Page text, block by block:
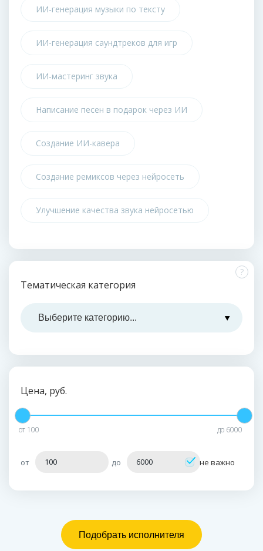
ИИ-генерация музыки по тексту
ИИ-генерация саундтреков для игр
ИИ-мастеринг звука
Написание песен в подарок через ИИ
Создание ИИ-кавера
Создание ремиксов через нейросеть
Улучшение качества звука нейросетью
Тематическая категория
?
Цена, руб.
от 100 до 6000
от до не важно